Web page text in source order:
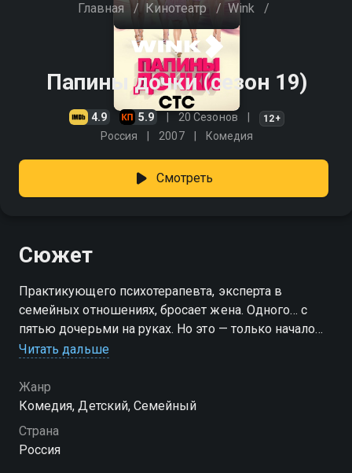
Главная / Кинотеатр / Wink /
Папины дочки (сезон 19)
4.9 5.9 20 Сезонов 12+
Россия 2007 Комедия
Смотреть
Сюжет
Практикующего психотерапевта, эксперта в
семейных отношениях, бросает жена. Одного… с
пятью дочерьми на руках. Но это — только начало
кошмара. С ним остается теща и куча проблем!
психотерапевт, распугавший всех клиентов
жалобами на жизнь, прокормить семью и снова
найти личное счастье? На горизонте уже появилась
молодая, привлекательная и очень богатая клиентка
Читать дальше
Жанр
Комедия, Детский, Семейный
Страна
Россия